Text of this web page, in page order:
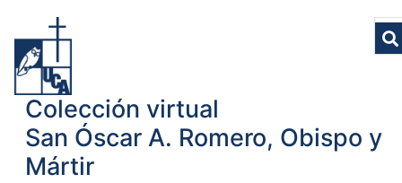
Colección virtual
San Óscar A. Romero, Obispo y
Mártir